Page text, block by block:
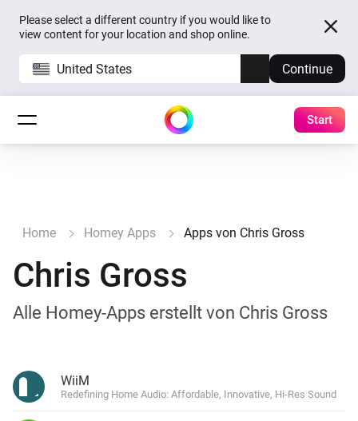
Please select a different country if you would like to
view content for your location and shop online.
United States Continue
Start
Home Homey Apps Apps von Chris Gross
Chris Gross
Alle Homey-Apps erstellt von Chris Gross
WiiM
Redefining Home Audio: Affordable, Innovative, Hi-Res Sound